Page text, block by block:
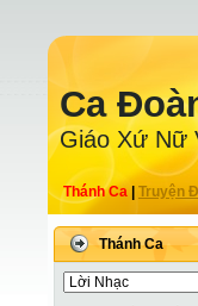
Ca
Giáo Xứ Nữ
Thánh Ca Truyện
Thánh Ca